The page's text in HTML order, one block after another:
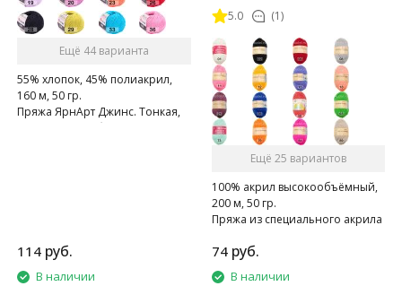
Ещё 44 варианта
55% хлопок, 45% полиакрил,
160 м, 50 гр.
Пряжа ЯрнАрт Джинс. Тонкая,
мягкая, слегка бархатистая
114 руб.
В наличии
5.0 (1)
Ещё 25 вариантов
100% акрил высокообъёмный,
200 м, 50 гр.
Пряжа из специального акрила
74 руб.
В наличии